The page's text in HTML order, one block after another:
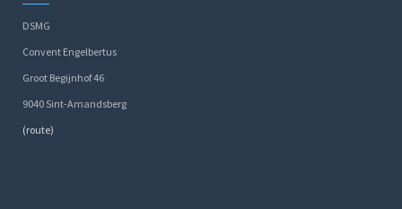
DSMG
Convent Engelbertus
Groot Begijnhof 46
9040 Sint-Amandsberg
(route)